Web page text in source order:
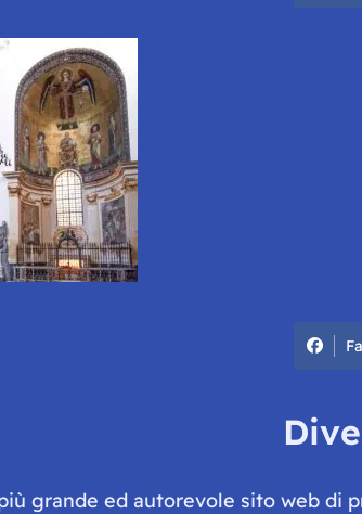
grande ed autorevole sito web di